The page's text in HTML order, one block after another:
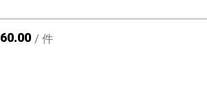
60.00 / 件